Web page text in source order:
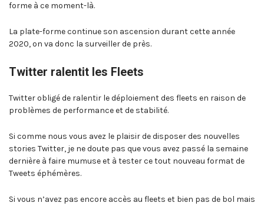
forme à ce moment-là.
La plate-forme continue son ascension durant cette année
2020, on va donc la surveiller de près.
Twitter ralentit les Fleets
Twitter obligé de ralentir le déploiement des fleets en raison de
problèmes de performance et de stabilité.
Si comme nous vous avez le plaisir de disposer des nouvelles
stories Twitter, je ne doute pas que vous avez passé la semaine
dernière à faire mumuse et à tester ce tout nouveau format de
Tweets éphémères.
Si vous n’avez pas encore accès au fleets et bien pas de bol mais